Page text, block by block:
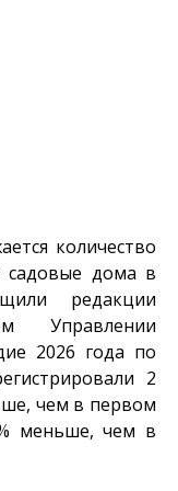
количество
садовые дома в
редакции
Управлении
2026 года по
2
чем в первом
меньше, чем в